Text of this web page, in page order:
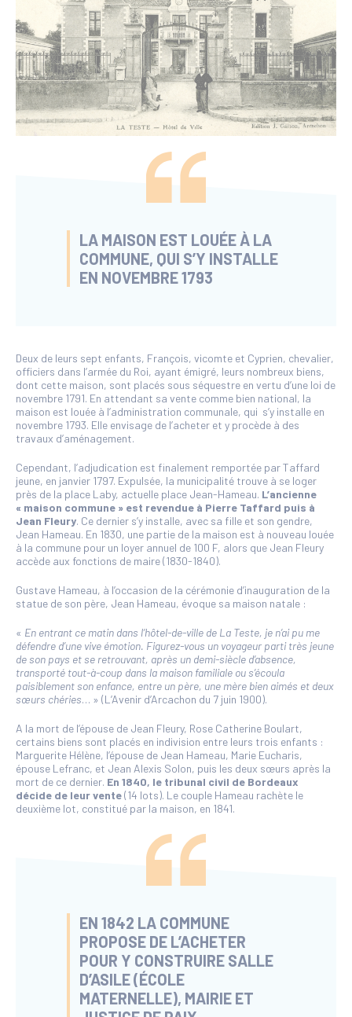
LA MAISON EST LOUÉE À LA
COMMUNE, QUI S’Y INSTALLE
EN NOVEMBRE 1793
Deux de leurs sept enfants, François, vicomte et Cyprien, chevalier,
officiers dans l’armée du Roi, ayant émigré, leurs nombreux biens,
dont cette maison, sont placés sous séquestre en vertu d’une loi de
novembre 1791. En attendant sa vente comme bien national, la
maison est louée à l’administration communale, qui s’y installe en
novembre 1793. Elle envisage de l’acheter et y procède à des
travaux d’aménagement.
Cependant, l’adjudication est finalement remportée par Taffard
jeune, en janvier 1797. Expulsée, la municipalité trouve à se loger
près de la place Laby, actuelle place Jean-Hameau. L’ancienne
« maison commune » est revendue à Pierre Taffard puis à
Jean Fleury. Ce dernier s’y installe, avec sa fille et son gendre,
Jean Hameau. En 1830, une partie de la maison est à nouveau louée
à la commune pour un loyer annuel de 100 F, alors que Jean Fleury
accède aux fonctions de maire (1830-1840).
Gustave Hameau, à l’occasion de la cérémonie d’inauguration de la
statue de son père, Jean Hameau, évoque sa maison natale :
« En entrant ce matin dans l’hôtel-de-ville de La Teste, je n’ai pu me
défendre d’une vive émotion. Figurez-vous un voyageur parti très jeune
de son pays et se retrouvant, après un demi-siècle d’absence,
transporté tout-à-coup dans la maison familiale ou s’écoula
paisiblement son enfance, entre un père, une mère bien aimés et deux
sœurs chéries… » (L’Avenir d’Arcachon du 7 juin 1900).
A la mort de l’épouse de Jean Fleury, Rose Catherine Boulart,
certains biens sont placés en indivision entre leurs trois enfants :
Marguerite Hélène, l’épouse de Jean Hameau, Marie Eucharis,
épouse Lefranc, et Jean Alexis Solon, puis les deux sœurs après la
mort de ce dernier. En 1840, le tribunal civil de Bordeaux
décide de leur vente(14 lots). Le couple Hameau rachète le
deuxième lot, constitué par la maison, en 1841.
EN 1842 LA COMMUNE
PROPOSE DE L’ACHETER
POUR Y CONSTRUIRE SALLE
D’ASILE (ÉCOLE
MATERNELLE), MAIRIE ET